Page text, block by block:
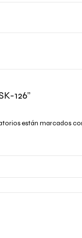
126”
están marcados